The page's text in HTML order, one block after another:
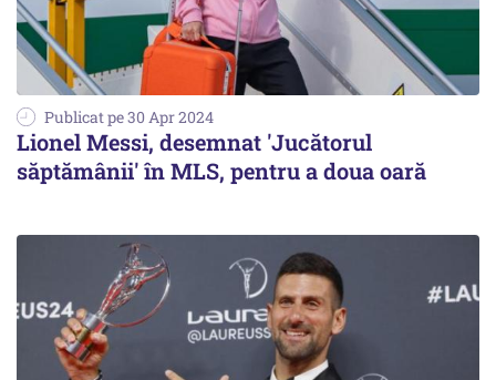
Publicat pe 30 Apr 2024
Lionel Messi, desemnat 'Jucătorul
săptămânii' în MLS, pentru a doua oară